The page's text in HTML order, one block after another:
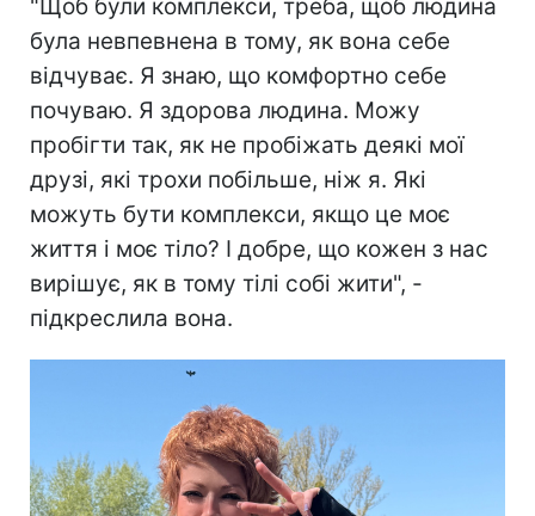
"Щоб були комплекси, треба, щоб людина
була невпевнена в тому, як вона себе
відчуває. Я знаю, що комфортно себе
почуваю. Я здорова людина. Можу
пробігти так, як не пробіжать деякі мої
друзі, які трохи побільше, ніж я. Які
можуть бути комплекси, якщо це моє
життя і моє тіло? І добре, що кожен з нас
вирішує, як в тому тілі собі жити", -
підкреслила вона.